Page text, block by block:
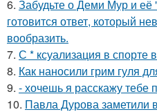
6. Забудьте о Деми Мур и её
готовится ответ, который
вообразить.
7. С * ксуализация в спорте
8. Как наносили грим гуля
9. - хочешь я расскажу тебе
10. Павла Дурова заметили